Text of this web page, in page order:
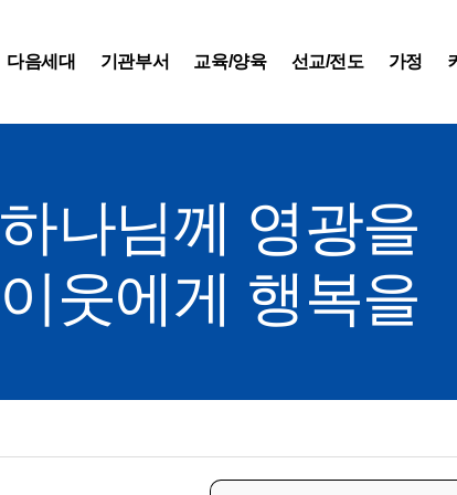
다음세대 기관부서 교육/양육 선교/전도 가정
하나님께 영광을
이웃에게 행복을